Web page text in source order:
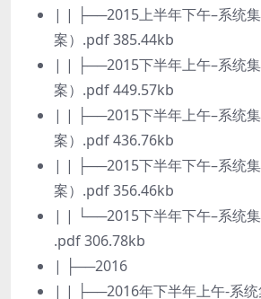
| | ├──2015上半年下午–系统
案）.pdf 385.44kb
| | ├──2015下半年上午–系统
案）.pdf 449.57kb
| | ├──2015下半年上午–系统
案）.pdf 436.76kb
| | ├──2015下半年下午–系统
案）.pdf 356.46kb
| | └──2015下半年下午–系统集
.pdf 306.78kb
| ├──2016
| | ├──2016年下半年上午-系统